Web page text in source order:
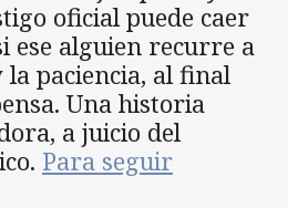
oficial puede caer
ese alguien recurre a
paciencia, al final
Una historia
a juicio del
Para seguir